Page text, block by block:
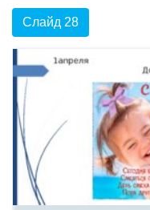
Слайд 28